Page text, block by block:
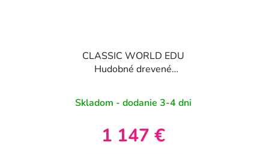
CLASSIC WORLD EDU
Hudobné drevené
Skladom - dodanie 3-4 dni
1 147 €